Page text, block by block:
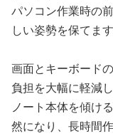
パソコン作業時の
しい姿勢を保てます
画面とキーボード
負担を大幅に軽減し
ノート本体を傾け
然になり、長時間